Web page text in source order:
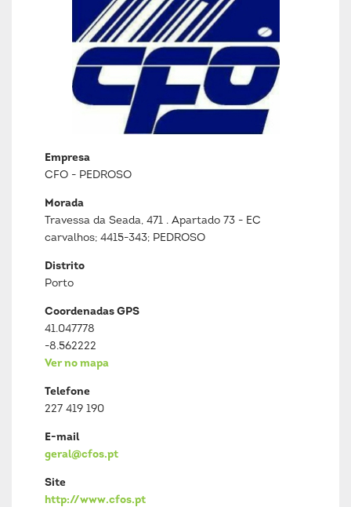
Empresa
CFO - PEDROSO
Morada
Travessa da Seada, 471 . Apartado 73 - EC
carvalhos; 4415-343; PEDROSO
Distrito
Porto
Coordenadas GPS
41.047778
-8.562222
Ver no mapa
Telefone
227 419 190
E-mail
geral@cfos.pt
Site
http://www.cfos.pt